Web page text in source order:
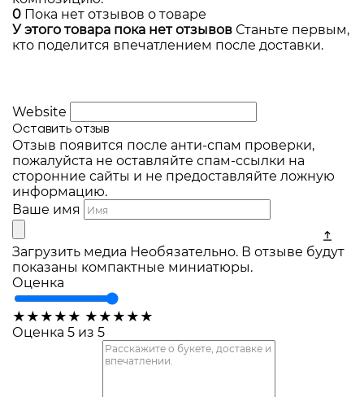
0 Пока нет отзывов о товаре
У этого товара пока нет отзывов Станьте первым,
кто поделится впечатлением после доставки.
Website
Оставить отзыв
Отзыв появится после анти-спам проверки,
пожалуйста не оставляйте спам-ссылки на
сторонние сайты и не предоставляйте ложную
информацию.
Ваше имя
Загрузить медиа Необязательно. В отзыве будут
показаны компактные миниатюры.
Оценка
★ ★ ★ ★ ★ ★ ★ ★ ★ ★
Оценка 5 из 5